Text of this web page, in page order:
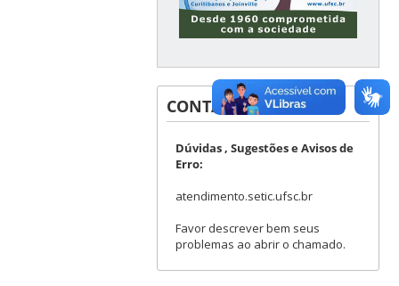
CONTACT
Dúvidas , Sugestões e Avisos de
Erro:
atendimento.setic.ufsc.br
Favor descrever bem seus
problemas ao abrir o chamado.